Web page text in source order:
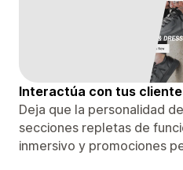
Interactúa con tus
Deja que la personalidad
secciones repletas de
inmersivo y promociones